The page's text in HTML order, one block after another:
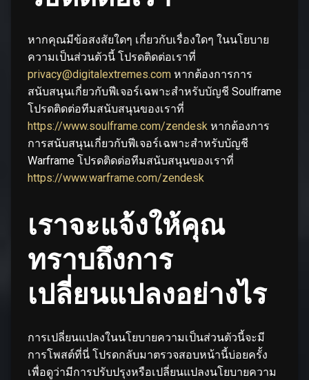
หากคุณมีข้อสงสัยใดๆ เกี่ยวกับเรื่องใดๆ ในนโยบาย
ความเป็นส่วนตัวนี้ โปรดติดต่อเราที่
privacy@digitalextremes.com หากต้องการการ
สนับสนุนเกี่ยวกับฟีเจอร์เฉพาะสำหรับบัญชี Soulframe
โปรดติดต่อทีมสนับสนุนของเราที่
https://www.soulframe.com/zendesk หากต้องการ
การสนับสนุนเกี่ยวกับฟีเจอร์เฉพาะสำหรับบัญชี
Warframe โปรดติดต่อทีมสนับสนุนของเราที่
https://www.warframe.com/zendesk
เราจะแจ้งให้คุณ
ทราบถึงการ
เปลี่ยนแปลงอย่างไร
การเปลี่ยนแปลงในนโยบายความเป็นส่วนตัวนี้จะมี
การโพสต์ที่นี่ โปรดกลับมาตรวจสอบหน้านี้บ่อยครั้ง
เพื่อดูว่ามีการปรับปรุงหรือเปลี่ยนแปลงนโยบายความ